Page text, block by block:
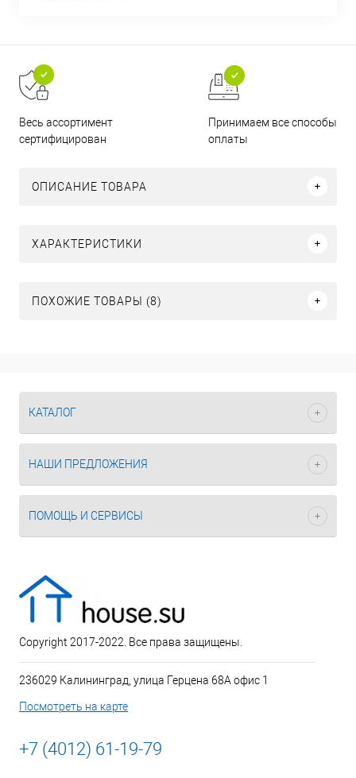
Весь ассортимент
сертифицирован
Принимаем все способы
оплаты
ОПИСАНИЕ ТОВАРА
ХАРАКТЕРИСТИКИ
ПОХОЖИЕ ТОВАРЫ (8)
КАТАЛОГ
НАШИ ПРЕДЛОЖЕНИЯ
ПОМОЩЬ И СЕРВИСЫ
Copyright 2017-2022. Все права защищены.
236029 Калининград, улица Герцена 68А офис 1
Посмотреть на карте
+7 (4012) 61-19-79